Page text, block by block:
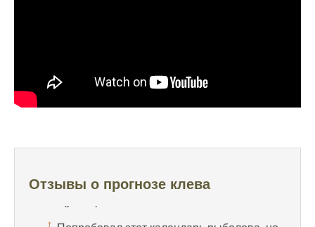
Отзывы о прогнозе клева
Отличный прогноз клева! Сегодня поймал
щуку весом 5 кг
скромным
Спасибо за информацию! Рыбалка прошла